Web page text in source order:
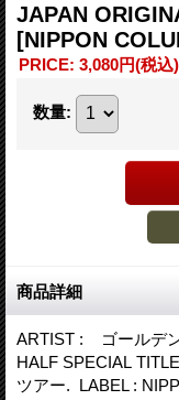
JAPAN
[NIPPON
PRICE: 3,080円(税込)
数量:
商品詳細
ARTIST : ゴールデ
HALF SPECIAL
ツアー. LABEL :